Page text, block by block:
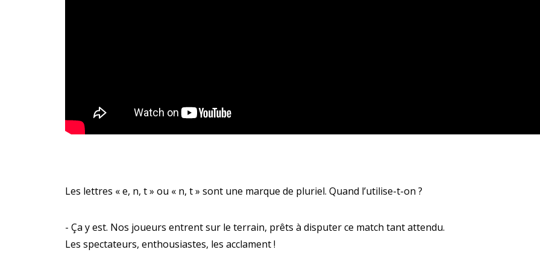
Les lettres « e, n, t » ou « n, t » sont une marque de pluriel. Quand l’utilise-t-on ?
- Ça y est. Nos joueurs entrent sur le terrain, prêts à disputer ce match tant attendu.
Les spectateurs, enthousiastes, les acclament !